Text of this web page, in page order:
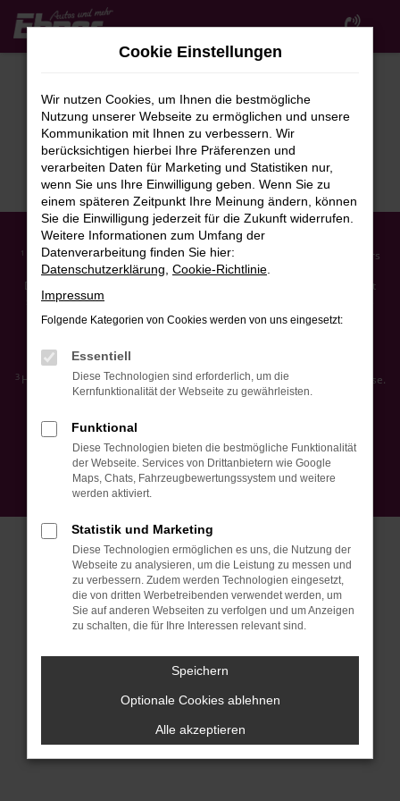
Zum
Hauptinhalt
1
Ehemaliger Neupreis (Unverbindliche Preisempfehlung des Herstellers
am Tag der Erstzulassung).
Der errechnete Preisvorteil sowie die angegebene Ersparnis errechnet
sich gegenüber der ehemaligen unverbindlichen Preisempfehlung des
Herstellers am Tag der Erstzulassung (Neupreis).
Bruttopreise. Irrtümer vorbehalten.
3 Hierbei handelt es sich um ein Leasing-Angebot. Preise sind Bruttopreise.
Irrtümer vorbehalten.
Impressum
© 2026 Autohaus Peter Ebner GmbH | Am Mühlebach 5 | DE-79774
Albbruck | info@autohausebner.de |Webdesign by audaris.de
Cookie Einstellungen
Wir nutzen Cookies, um Ihnen die bestmögliche
Nutzung unserer Webseite zu ermöglichen und unsere
Kommunikation mit Ihnen zu verbessern. Wir
berücksichtigen hierbei Ihre Präferenzen und
verarbeiten Daten für Marketing und Statistiken nur,
wenn Sie uns Ihre Einwilligung geben. Wenn Sie zu
einem späteren Zeitpunkt Ihre Meinung ändern, können
Sie die Einwilligung jederzeit für die Zukunft widerrufen.
Weitere Informationen zum Umfang der
Datenverarbeitung finden Sie hier:
Datenschutzerklärung Cookie-Richtlinie
Impressum
Folgende Kategorien von Cookies werden von uns eingesetzt:
Essentiell
Diese Technologien sind erforderlich, um die
Kernfunktionalität der Webseite zu gewährleisten.
Funktional
Diese Technologien bieten die bestmögliche Funktionalität
der Webseite. Services von Drittanbietern wie Google
Maps, Chats, Fahrzeugbewertungssystem und weitere
werden aktiviert.
Statistik und Marketing
Diese Technologien ermöglichen es uns, die Nutzung der
Webseite zu analysieren, um die Leistung zu messen und
zu verbessern. Zudem werden Technologien eingesetzt,
die von dritten Werbetreibenden verwendet werden, um
Sie auf anderen Webseiten zu verfolgen und um Anzeigen
zu schalten, die für Ihre Interessen relevant sind.
Speichern
Optionale Cookies ablehnen
Alle akzeptieren